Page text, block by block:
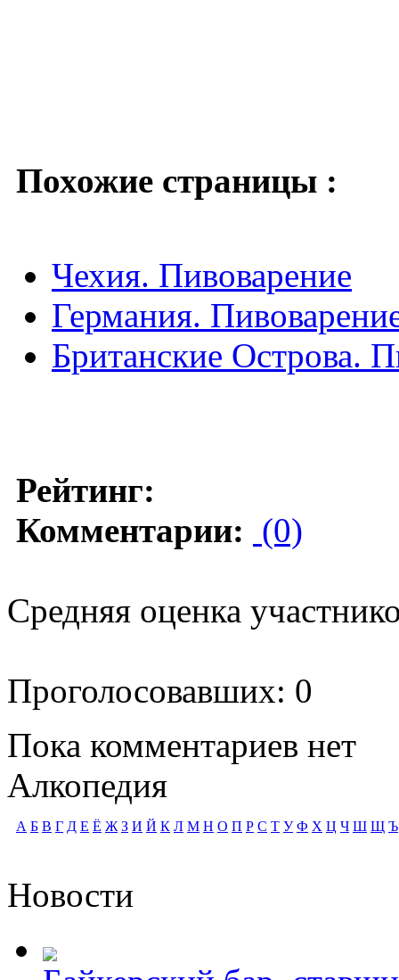
Похожие страницы :
Чехия. Пивоварение
Германия.
Британские Острова.
Рейтинг:
Комментарии: (0)
Средняя оценка
Проголосовавших: 0
Пока комментариев нет
Алкопедия
А Б В Г Д Е Ё Ж З И Й К Л М Н О П Р С Т У Ф Х Ц Ч Ш Щ Ъ
Новости